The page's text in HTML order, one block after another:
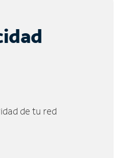
de tu red